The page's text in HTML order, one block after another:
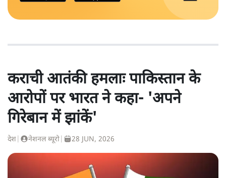
कराची आतंकी हमलाः पाकिस्तान के
आरोपों पर भारत ने कहा- 'अपने
गिरेबान में झांकें'
देश नेशनल ब्यूरो 28 JUN, 2026